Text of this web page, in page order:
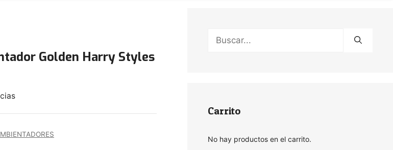
Golden Harry Styles
Buscar:
Carrito
No hay productos en el carrito.